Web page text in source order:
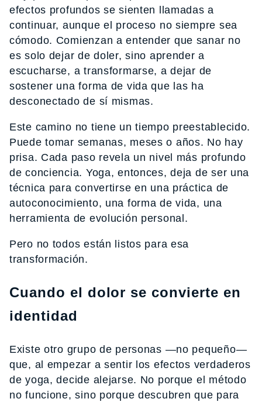
efectos profundos se sienten llamadas a
continuar, aunque el proceso no siempre sea
cómodo. Comienzan a entender que sanar no
es solo dejar de doler, sino aprender a
escucharse, a transformarse, a dejar de
sostener una forma de vida que las ha
desconectado de sí mismas.
Este camino no tiene un tiempo preestablecido.
Puede tomar semanas, meses o años. No hay
prisa. Cada paso revela un nivel más profundo
de conciencia. Yoga, entonces, deja de ser una
técnica para convertirse en una práctica de
autoconocimiento, una forma de vida, una
herramienta de evolución personal.
Pero no todos están listos para esa
transformación.
Cuando el dolor se convierte en
identidad
Existe otro grupo de personas —no pequeño—
que, al empezar a sentir los efectos verdaderos
de yoga, decide alejarse. No porque el método
no funcione, sino porque descubren que para